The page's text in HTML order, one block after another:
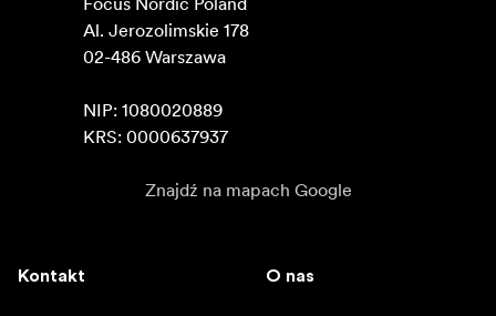
Al. Jerozolimskie 178
02-486 Warszawa
NIP: 1080020889
KRS: 0000637937
Znajdź na mapach Google
Kontakt O nas